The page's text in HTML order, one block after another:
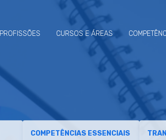
PROFISSÕES CURSOS E ÁREAS
COMPETÊNCIAS ESSENCIAIS